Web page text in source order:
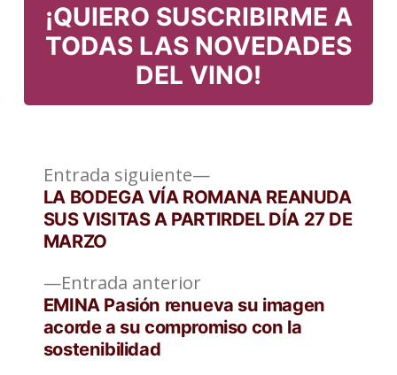
¡QUIERO SUSCRIBIRME A
TODAS LAS NOVEDADES
DEL VINO!
Navegación
de
entradas
Entrada anteriorEntrada
anterior:
EMINA Pasión renueva su imagen
acorde a su compromiso con la
sostenibilidad
Entrada siguiente
Entrada
siguiente:
LA BODEGA VÍA ROMANA REANUDA
SUS VISITAS A PARTIRDEL DÍA 27 DE
MARZO